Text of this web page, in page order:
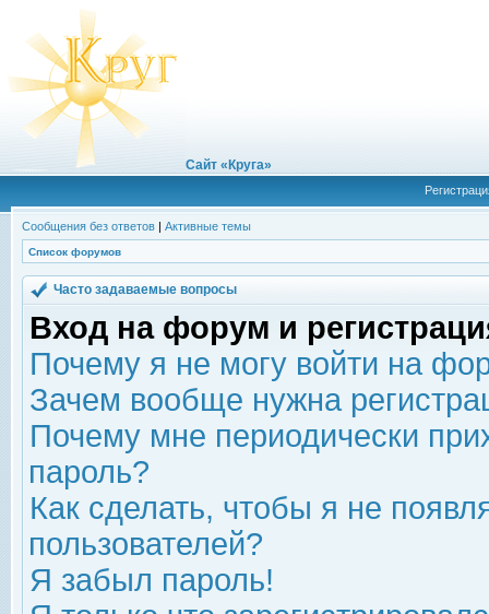
Сайт «Круга»
Сообщения без ответов | Активные темы
Список форумов
Часто задаваемые вопросы
Вход на форум и
Почему я не могу войти на
Зачем вообще нужна
Почему мне периодически
пароль?
Как сделать, чтобы я не
пользователей?
Я забыл пароль!